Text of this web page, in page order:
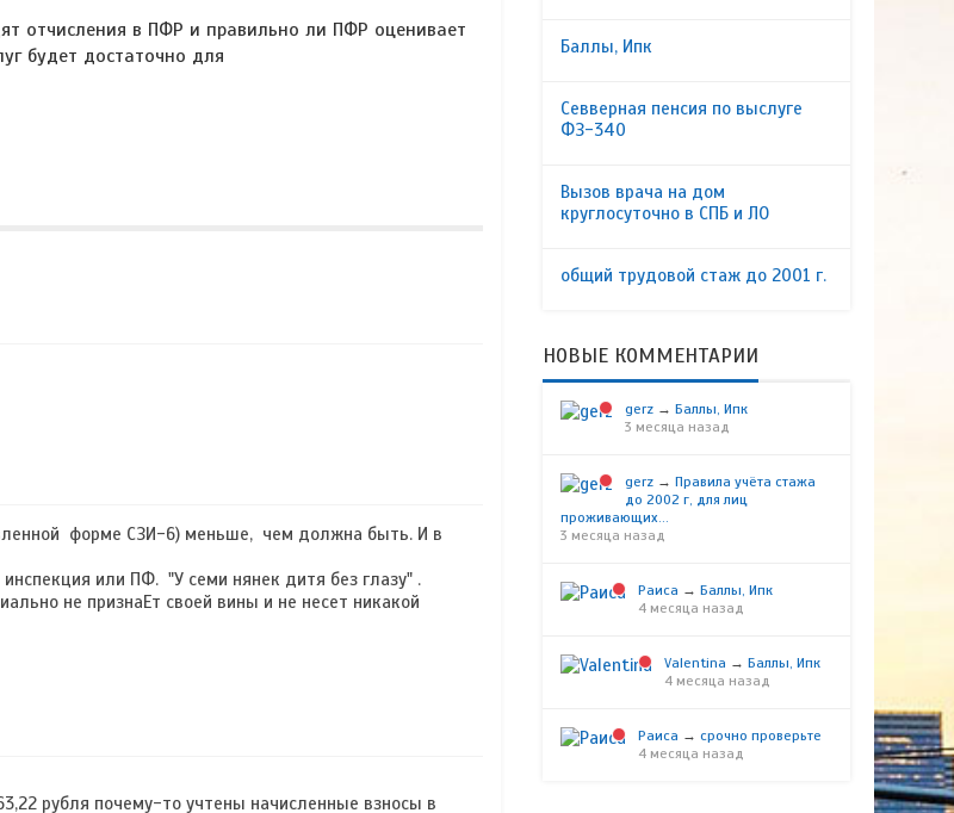
отчисления в ПФР и правильно ли ПФР оценивает
будет достаточно для
форме СЗИ-6) меньше, чем должна быть. И в
или ПФ. "У семи нянек дитя без глазу" .
не признаЕт своей вины и не несет никакой
рубля почему-то учтены начисленные взносы в
Баллы, Ипк
Севверная пенсия по выслуге
ФЗ-340
Вызов врача на дом
круглосуточно в СПБ и ЛО
общий трудовой стаж до 2001 г.
НОВЫЕ КОММЕНТАРИИ
gerz →Баллы, Ипк
3 месяца назад
gerz →Правила учёта стажа
до 2002 г, для лиц
проживающих...
3 месяца назад
Раиса →Баллы, Ипк
4 месяца назад
Valentina →Баллы, Ипк
4 месяца назад
Раиса →срочно проверьте
4 месяца назад